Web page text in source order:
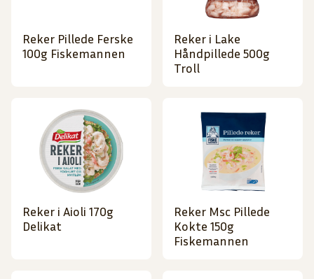
Reker Pillede Ferske
100g Fiskemannen
Reker i Lake
Håndpillede 500g
Troll
Reker i Aioli 170g
Delikat
Reker Msc Pillede
Kokte 150g
Fiskemannen